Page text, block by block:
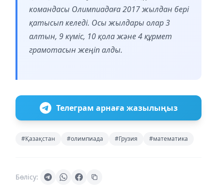
командасы Олимпиадаға 2017 жылдан бері
қатысып келеді. Осы жылдары олар 3
алтын, 9 күміс, 10 қола және 4 құрмет
грамотасын жеңіп алды.
Телеграм арнаға жазылыңыз
#Қазақстан #олимпиада #Грузия #математика
Бөлісу: